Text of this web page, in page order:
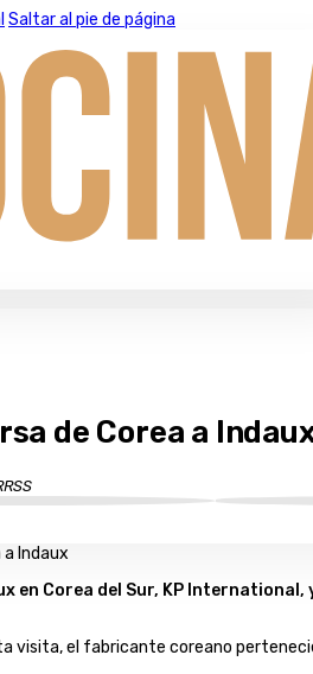
Saltar al pie de página
de Corea a
en Corea del Sur, KP
visita, el fabricante coreano